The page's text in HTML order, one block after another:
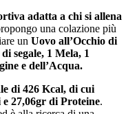
adatta a chi si allena
una colazione più
un Uovo all’Occhio di
segale, 1 Mela, 1
e dell’Acqua.
di 426 Kcal, di cui
27,06gr di Proteine.